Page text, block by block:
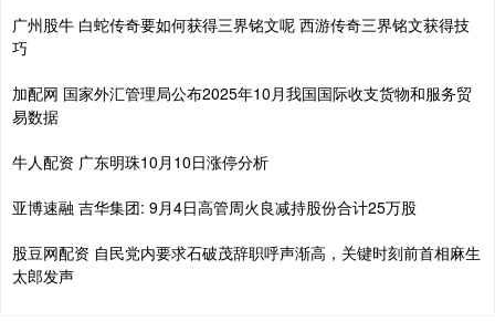
广州股牛 白蛇传奇要如何获得三界铭文呢 西游传奇三界铭文获得技
巧
加配网 国家外汇管理局公布2025年10月我国国际收支货物和服务贸
易数据
牛人配资 广东明珠10月10日涨停分析
亚博速融 吉华集团: 9月4日高管周火良减持股份合计25万股
股豆网配资 自民党内要求石破茂辞职呼声渐高，关键时刻前首相麻生
太郎发声